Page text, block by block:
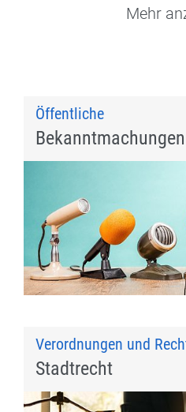
Mehr
Öffentliche
Bekanntmachungen
Verordnungen und
Stadtrecht